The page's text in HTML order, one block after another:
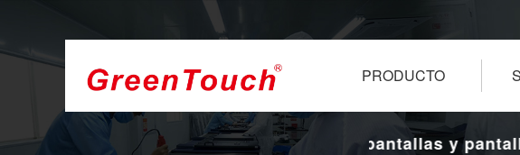
PRODUCTO
pantallas
16 años de fábrica de pantallas y pantallas